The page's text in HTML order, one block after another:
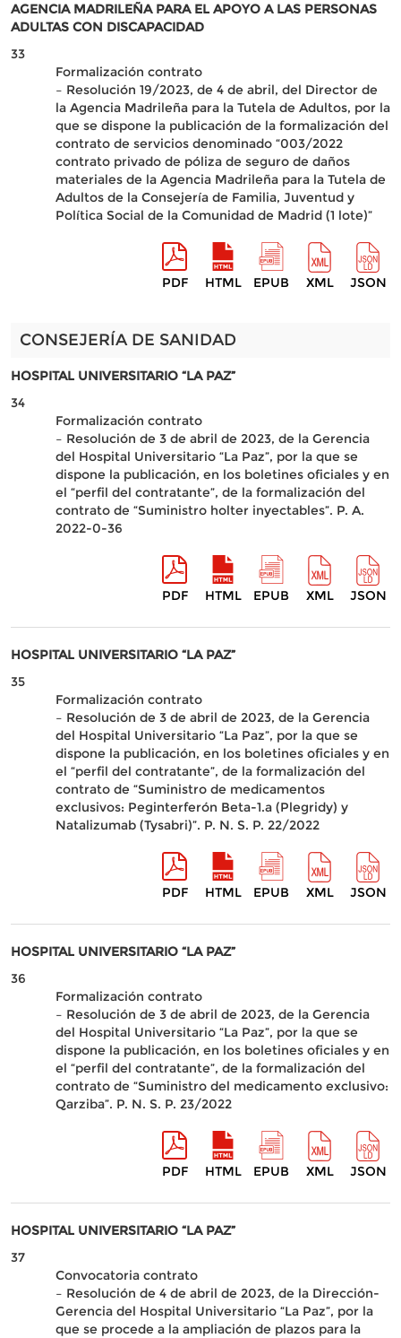
AGENCIA MADRILEÑA PARA EL APOYO A LAS PERSONAS
ADULTAS CON DISCAPACIDAD
33
Formalización contrato
– Resolución 19/2023, de 4 de abril, del Director de
la Agencia Madrileña para la Tutela de Adultos, por la
que se dispone la publicación de la formalización del
contrato de servicios denominado “003/2022
contrato privado de póliza de seguro de daños
materiales de la Agencia Madrileña para la Tutela de
Adultos de la Consejería de Familia, Juventud y
Política Social de la Comunidad de Madrid (1 lote)”
PDF HTML EPUB XML JSON
CONSEJERÍA DE SANIDAD
HOSPITAL UNIVERSITARIO “LA PAZ”
34
Formalización contrato
– Resolución de 3 de abril de 2023, de la Gerencia
del Hospital Universitario “La Paz”, por la que se
dispone la publicación, en los boletines oficiales y en
el “perfil del contratante”, de la formalización del
contrato de “Suministro holter inyectables”. P. A.
2022-0-36
PDF HTML EPUB XML JSON
HOSPITAL UNIVERSITARIO “LA PAZ”
35
Formalización contrato
– Resolución de 3 de abril de 2023, de la Gerencia
del Hospital Universitario “La Paz”, por la que se
dispone la publicación, en los boletines oficiales y en
el “perfil del contratante”, de la formalización del
contrato de “Suministro de medicamentos
exclusivos: Peginterferón Beta-1.a (Plegridy) y
Natalizumab (Tysabri)”. P. N. S. P. 22/2022
PDF HTML EPUB XML JSON
HOSPITAL UNIVERSITARIO “LA PAZ”
36
Formalización contrato
– Resolución de 3 de abril de 2023, de la Gerencia
del Hospital Universitario “La Paz”, por la que se
dispone la publicación, en los boletines oficiales y en
el “perfil del contratante”, de la formalización del
contrato de “Suministro del medicamento exclusivo:
Qarziba”. P. N. S. P. 23/2022
PDF HTML EPUB XML JSON
HOSPITAL UNIVERSITARIO “LA PAZ”
37
Convocatoria contrato
– Resolución de 4 de abril de 2023, de la Dirección-
Gerencia del Hospital Universitario “La Paz”, por la
que se procede a la ampliación de plazos para la